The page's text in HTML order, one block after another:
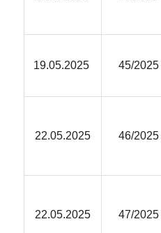
19.05.2025 45/2025
22.05.2025 46/2025
22.05.2025 47/2025